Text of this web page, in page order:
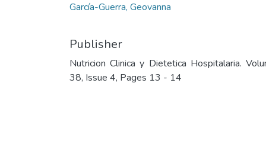
García-Guerra, Geovanna
Publisher
Nutricion Clinica y Dietetica Hospitalaria.
38, Issue 4, Pages 13 - 14